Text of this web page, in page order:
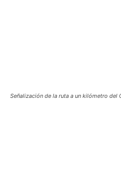
Señalización de la ruta a un kilómetro del